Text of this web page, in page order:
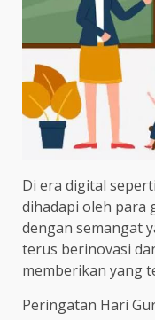
Di era digital
dihadapi oleh para
dengan semangat
terus berinovasi
memberikan yang
Peringatan Hari